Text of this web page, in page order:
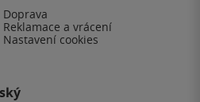
Doprava
Reklamace a vrácení
Nastavení cookies